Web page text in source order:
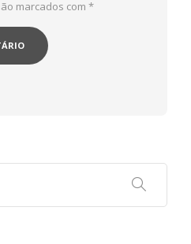
marcados com *